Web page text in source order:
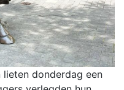
lieten donderdag een